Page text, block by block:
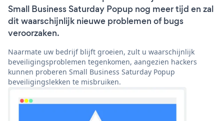
Small Business Saturday Popup nog meer tijd en zal
dit waarschijnlijk nieuwe problemen of bugs
veroorzaken.
Naarmate uw bedrijf blijft groeien, zult u waarschijnlijk
beveiligingsproblemen tegenkomen, aangezien hackers
kunnen proberen Small Business Saturday Popup
beveiligingslekken te misbruiken.